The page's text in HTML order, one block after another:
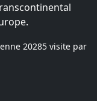
20285 visite par